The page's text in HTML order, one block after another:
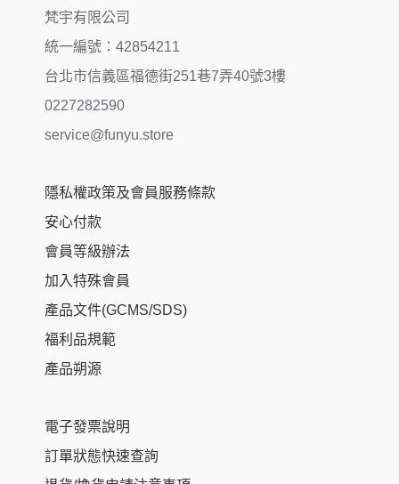
梵宇有限公司
統一編號：42854211
台北市信義區福德街251巷7弄40號3樓
0227282590
service@funyu.store
隱私權政策及會員服務條款
安心付款
會員等級辦法
加入特殊會員
產品文件(GCMS/SDS)
福利品規範
產品朔源
電子發票說明
訂單狀態快速查詢